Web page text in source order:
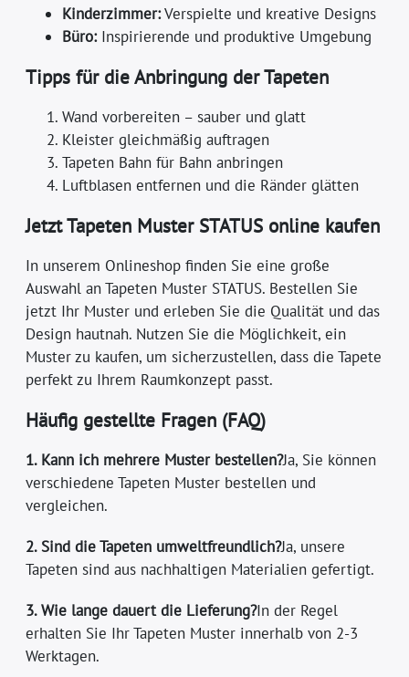
Kinderzimmer:Verspielte und kreative Designs
Büro:Inspirierende und produktive Umgebung
Tipps für die Anbringung der Tapeten
Wand vorbereiten – sauber und glatt
Kleister gleichmäßig auftragen
Tapeten Bahn für Bahn anbringen
Luftblasen entfernen und die Ränder glätten
Jetzt Tapeten Muster STATUS online kaufen
In unserem Onlineshop finden Sie eine große
Auswahl an Tapeten Muster STATUS. Bestellen Sie
jetzt Ihr Muster und erleben Sie die Qualität und das
Design hautnah. Nutzen Sie die Möglichkeit, ein
Muster zu kaufen, um sicherzustellen, dass die Tapete
perfekt zu Ihrem Raumkonzept passt.
Häufig gestellte Fragen (FAQ)
1. Kann ich mehrere Muster bestellen?Ja, Sie können
verschiedene Tapeten Muster bestellen und
vergleichen.
2. Sind die Tapeten umweltfreundlich?Ja, unsere
Tapeten sind aus nachhaltigen Materialien gefertigt.
3. Wie lange dauert die Lieferung?In der Regel
erhalten Sie Ihr Tapeten Muster innerhalb von 2-3
Werktagen.